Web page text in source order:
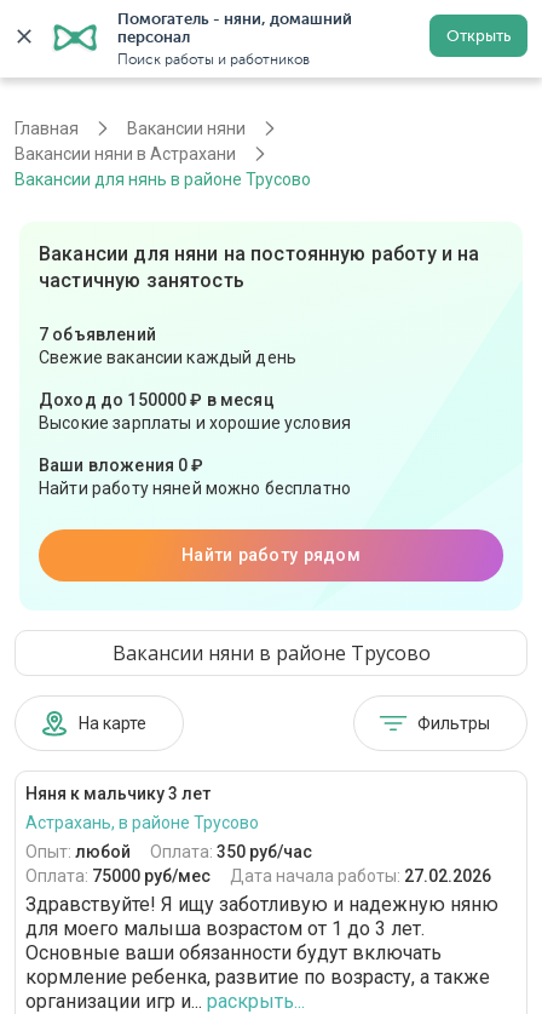
Помогатель - няни, домашний
персонал
Поиск работы и работников
Открыть
Астрахань Регистрация
Главная
Вакансии няни
Вакансии няни в Астрахани
Вакансии для нянь в районе Трусово
Вакансии для няни на постоянную работу и на
частичную занятость
7 объявлений
Свежие вакансии каждый день
Доход до 150000 ₽ в месяц
Высокие зарплаты и хорошие условия
Ваши вложения 0 ₽
Найти работу няней можно бесплатно
Найти работу рядом
Вакансии няни в районе Трусово
На карте Фильтры
Няня к мальчику 3 лет
Астрахань, в районе Трусово
Опыт: любой Оплата: 350 руб/час
Оплата: 75000 руб/мес Дата начала работы: 27.02.2026
Здравствуйте! Я ищу заботливую и надежную няню
для моего малыша возрастом от 1 до 3 лет.
Основные ваши обязанности будут включать
кормление ребенка, развитие по возрасту, а также
организации игр и... раскрыть...